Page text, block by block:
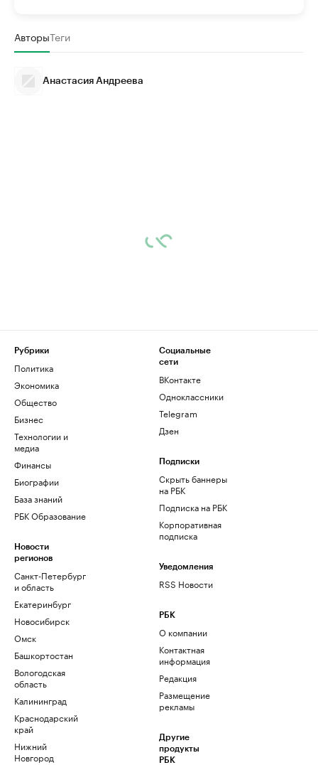
АвторыТеги
Анастасия Андреева
Рубрики
Политика
Экономика
Общество
Бизнес
Технологии и
медиа
Финансы
Биографии
База знаний
РБК Образование
Новости
регионов
Санкт-Петербург
и область
Екатеринбург
Новосибирск
Омск
Башкортостан
Вологодская
область
Калининград
Краснодарский
край
Нижний
Новгород
Социальные
сети
ВКонтакте
Одноклассники
Telegram
Дзен
Подписки
Скрыть баннеры
на РБК
Подписка на РБК
Корпоративная
подписка
Уведомления
RSS Новости
РБК
О компании
Контактная
информация
Редакция
Размещение
рекламы
Другие
продукты
РБК